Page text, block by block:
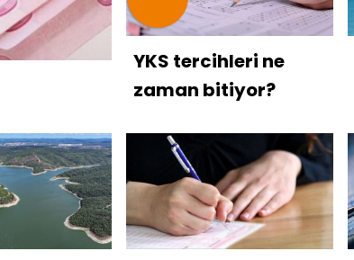
YKS tercihleri ne
zaman bitiyor?